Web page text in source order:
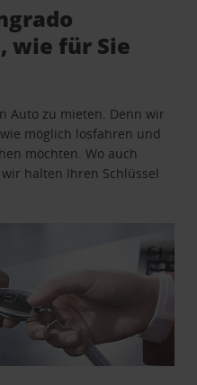
wie für Sie
Auto zu mieten. Denn wir
möglich losfahren und
möchten. Wo auch
halten Ihren Schlüssel